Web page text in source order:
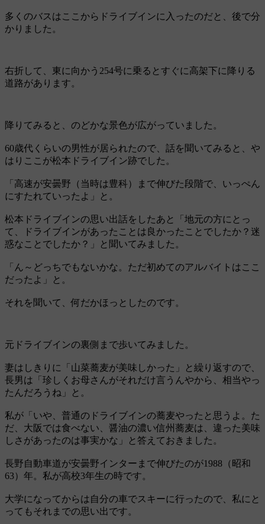
多くのバスはここからドライブインに入ったのだと、後で分
かりました。
右折して、東に向かう254号に乗るとすぐに高架下に降りる
道路があります。
降りてみると、のどかな景色が広がっていました。
60歳代くらいの男性が居られたので、話を聞いてみると、や
はりここが松本ドライブイン跡でした。
「高速が安曇野（当時は豊科）まで伸びた段階で、いっぺん
にすたれていったよ」と。
松本ドライブインの思い出話をしたあと「地元の方にとっ
て、ドライブインがあったことは良かったことでしたか？迷
惑なことでしたか？」と聞いてみました。
「ん～どっちでもないかな。ただ初めてのアルバイトはここ
だったよ」と。
それを聞いて、何だかほっとしたのです。
元ドライブインの裏側まで歩いてみました。
妻はしきりに「山菜蕎麦が美味しかった」と繰り返すので、
長男は「珍しくお母さんがそれだけ言うんやから、相当やっ
たんだろうね」と。
私が「いや、普通のドライブインの蕎麦やったと思うよ。た
だ、大阪では食べない、醤油の濃い信州蕎麦は、違った美味
しさがあったのは事実かな」と答えておきました。
長野自動車道が安曇野インターまで伸びたのが1988（昭和
63）年。私が高校3年生の時です。
大学になってからは自分の車でスキーに行ったので、私にと
ってもそれまでの思い出です。